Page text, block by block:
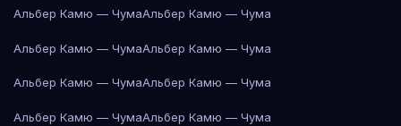
Альбер Камю — ЧумаАльбер Камю — Чума
Альбер Камю — ЧумаАльбер Камю — Чума
Альбер Камю — ЧумаАльбер Камю — Чума
Альбер Камю — ЧумаАльбер Камю — Чума